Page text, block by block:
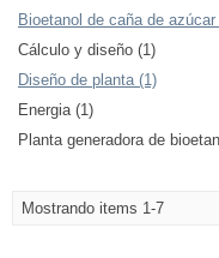
Bioetanol de caña de azúcar
Cálculo y diseño (1)
Diseño de planta (1)
Energia (1)
Planta generadora de
Mostrando items 1-7